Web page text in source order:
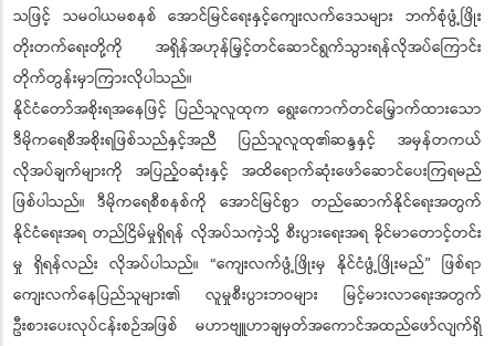
သဖြင့် သမဝါယမစနစ် အောင်မြင်ရေးနှင့်ကျေးလက်ဒေသများ ဘက်စုံဖွံ့ဖြိုး
တိုးတက်ရေးတို့ကို အရှိန်အဟုန်မြှင့်တင်ဆောင်ရွက်သွားရန်လိုအပ်ကြောင်း
တိုက်တွန်းမှာကြားလိုပါသည်။
နိုင်ငံတော်အစိုးရအနေဖြင့် ပြည်သူလူထုက ရွေးကောက်တင်မြှောက်ထားသော
ဒီမိုကရေစီအစိုးရဖြစ်သည်နှင့်အညီ ပြည်သူလူထု၏ဆန္ဒနှင့် အမှန်တကယ်
လိုအပ်ချက်များကို အပြည့်ဝဆုံးနှင့် အထိရောက်ဆုံးဖော်ဆောင်ပေးကြရမည်
ဖြစ်ပါသည်။ ဒီမိုကရေစီစနစ်ကို အောင်မြင်စွာ တည်ဆောက်နိုင်ရေးအတွက်
နိုင်ငံရေးအရ တည်ငြိမ်မှုရှိရန် လိုအပ်သကဲ့သို့ စီးပွားရေးအရ ခိုင်မာတောင့်တင်း
မှု ရှိရန်လည်း လိုအပ်ပါသည်။ “ကျေးလက်ဖွံ့ဖြိုးမှ နိုင်ငံဖွံ့ဖြိုးမည်” ဖြစ်ရာ
ကျေးလက်နေပြည်သူများ၏ လူမှုစီးပွားဘဝများ မြင့်မားလာရေးအတွက်
ဦးစားပေးလုပ်ငန်းစဉ်အဖြစ် မဟာဗျူဟာချမှတ်အကောင်အထည်ဖော်လျက်ရှိ